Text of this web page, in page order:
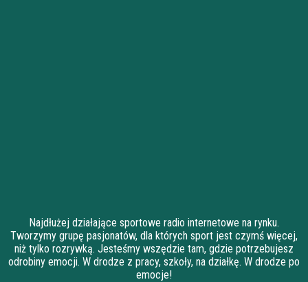
Najdłużej działające sportowe radio internetowe na rynku.
Tworzymy grupę pasjonatów, dla których sport jest czymś więcej,
niż tylko rozrywką. Jesteśmy wszędzie tam, gdzie potrzebujesz
odrobiny emocji. W drodze z pracy, szkoły, na działkę. W drodze po
emocje!